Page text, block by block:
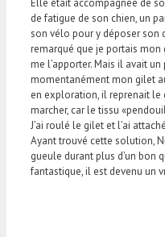
de fatigue de son chien, un
son vélo pour y déposer son
remarqué que je portais
me l’apporter. Mais il avait
momentanément mon gilet
en exploration, il reprenait le
marcher, car le tissu
J’ai roulé le gilet et l’ai
Ayant trouvé cette solution,
gueule durant plus d’un bon
fantastique, il est devenu un